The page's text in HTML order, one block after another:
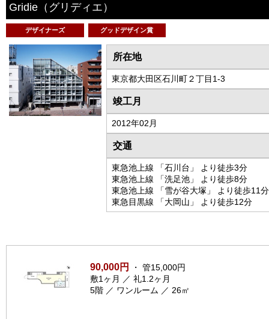
Gridie （グリディエ）
デザイナーズ グッドデザイン賞
所在地
東京都大田区石川町２丁目1-3
竣工月
2012年02月
交通
東急池上線 「石川台」 より徒歩3分
東急池上線 「洗足池」 より徒歩8分
東急池上線 「雪が谷大塚」 より徒歩11分
東急目黒線 「大岡山」 より徒歩12分
90,000円
・ 管15,000円
敷1ヶ月 ／ 礼1.2ヶ月
5階 ／ ワンルーム ／ 26㎡